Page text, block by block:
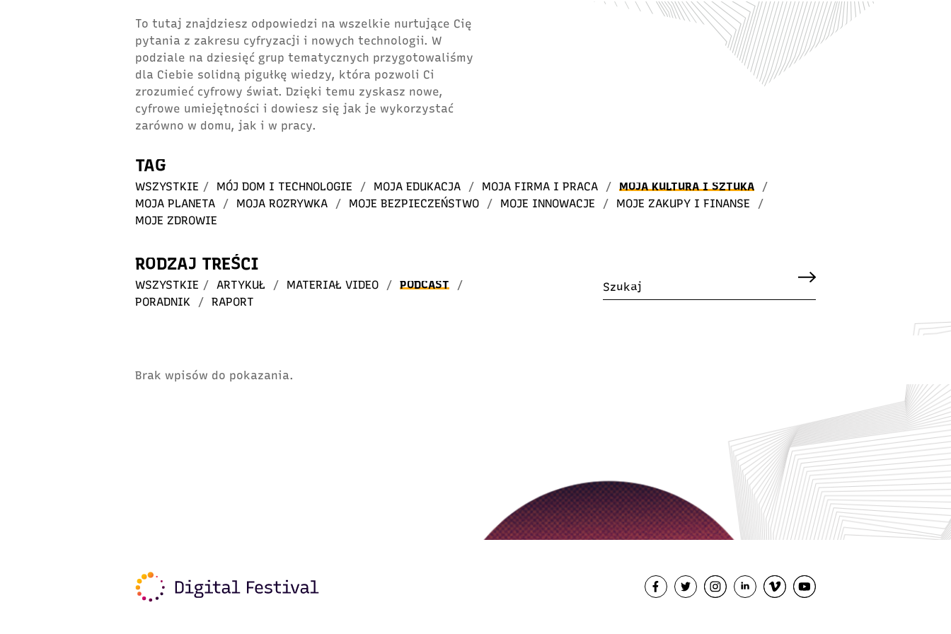
To tutaj znajdziesz odpowiedzi na wszelkie nurtujące Cię
pytania z zakresu cyfryzacji i nowych technologii. W
podziale na dziesięć grup tematycznych przygotowaliśmy
dla Ciebie solidną pigułkę wiedzy, która pozwoli Ci
zrozumieć cyfrowy świat. Dzięki temu zyskasz nowe,
cyfrowe umiejętności i dowiesz się jak je wykorzystać
zarówno w domu, jak i w pracy.
TAG
WSZYSTKIE / MÓJ DOM I TECHNOLOGIE / MOJA EDUKACJA / MOJA FIRMA I PRACA / MOJA KULTURA I SZTUKA
/
MOJA PLANETA
/ MOJA ROZRYWKA / MOJE BEZPIECZEŃSTWO / MOJE INNOWACJE / MOJE ZAKUPY I FINANSE
/
MOJE ZDROWIE
RODZAJ TREŚCI
WSZYSTKIE / ARTYKUŁ / MATERIAŁ VIDEO / PODCAST
/
PORADNIK
/ RAPORT
Brak wpisów do pokazania.